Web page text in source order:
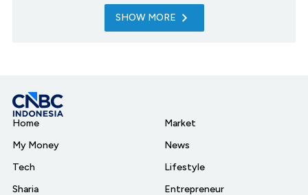
SHOW MORE
Home
My Money
Tech
Sharia
Market
News
Lifestyle
Entrepreneur